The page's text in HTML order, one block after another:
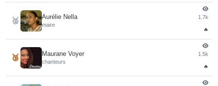
🥈 Aurélie Nella
maire
1.7k
🔥
🥉 Maurane Voyer
chanteurs
1.5k
🔥